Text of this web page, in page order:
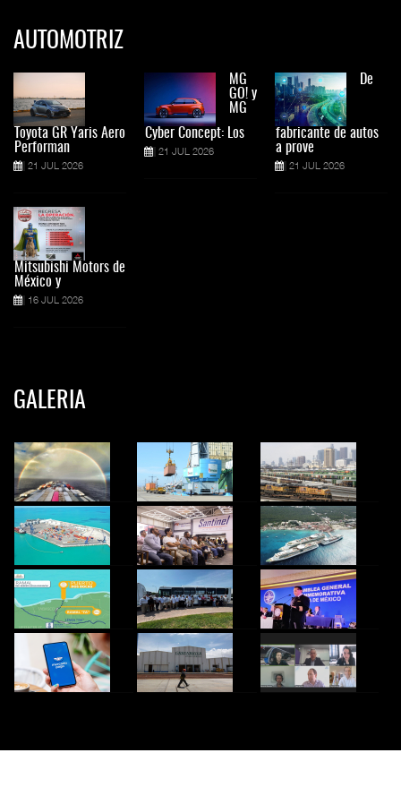
AUTOMOTRIZ
Toyota GR Yaris Aero
Performan
21 JUL 2026
Mitsubishi Motors de
México y
16 JUL 2026
MG
GO! y
MG
Cyber Concept: Los
21 JUL 2026
De
fabricante de autos
a prove
21 JUL 2026
GALERIA